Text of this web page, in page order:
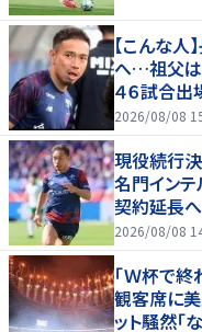
【こんな人
へ…祖父は
４６試合出
2026/08/08
現役続行
名門イン
契約延長へ
2026/08/08
「Ｗ杯で終
観客席に
ット騒然「